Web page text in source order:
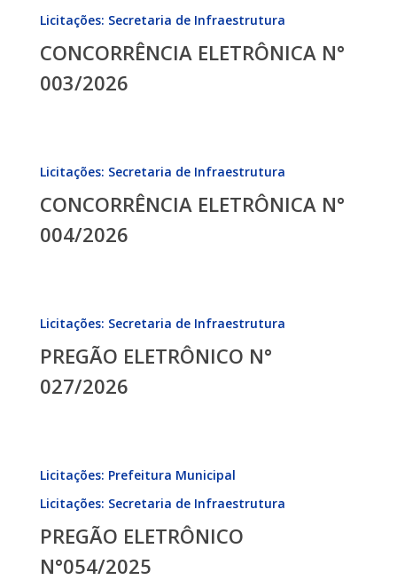
ELETRÔNICA
003/2026
Licitações: Secretaria de Infraestrutura
CONCORRÊNCIA ELETRÔNICA N°
003/2026
ELETRÔNICA
004/2026
Licitações: Secretaria de Infraestrutura
CONCORRÊNCIA ELETRÔNICA N°
004/2026
ELETRÔNICO
027/2026
Licitações: Secretaria de Infraestrutura
PREGÃO ELETRÔNICO N°
027/2026
ELETRÔNICO
N°054/2025
Licitações: Prefeitura Municipal
Licitações: Secretaria de Infraestrutura
PREGÃO ELETRÔNICO
N°054/2025